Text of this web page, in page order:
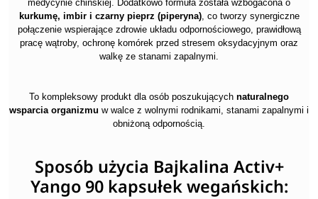
medycynie chińskiej. Dodatkowo formuła została wzbogacona o
kurkumę, imbir i czarny pieprz (piperyna), co tworzy synergiczne
połączenie wspierające zdrowie układu odpornościowego, prawidłową
pracę wątroby, ochronę komórek przed stresem oksydacyjnym oraz
walkę ze stanami zapalnymi.
To kompleksowy produkt dla osób poszukujących naturalnego
wsparcia organizmu w walce z wolnymi rodnikami, stanami zapalnymi i
obniżoną odpornością.
Sposób użycia Bajkalina Activ+
Yango 90 kapsułek wegańskich: